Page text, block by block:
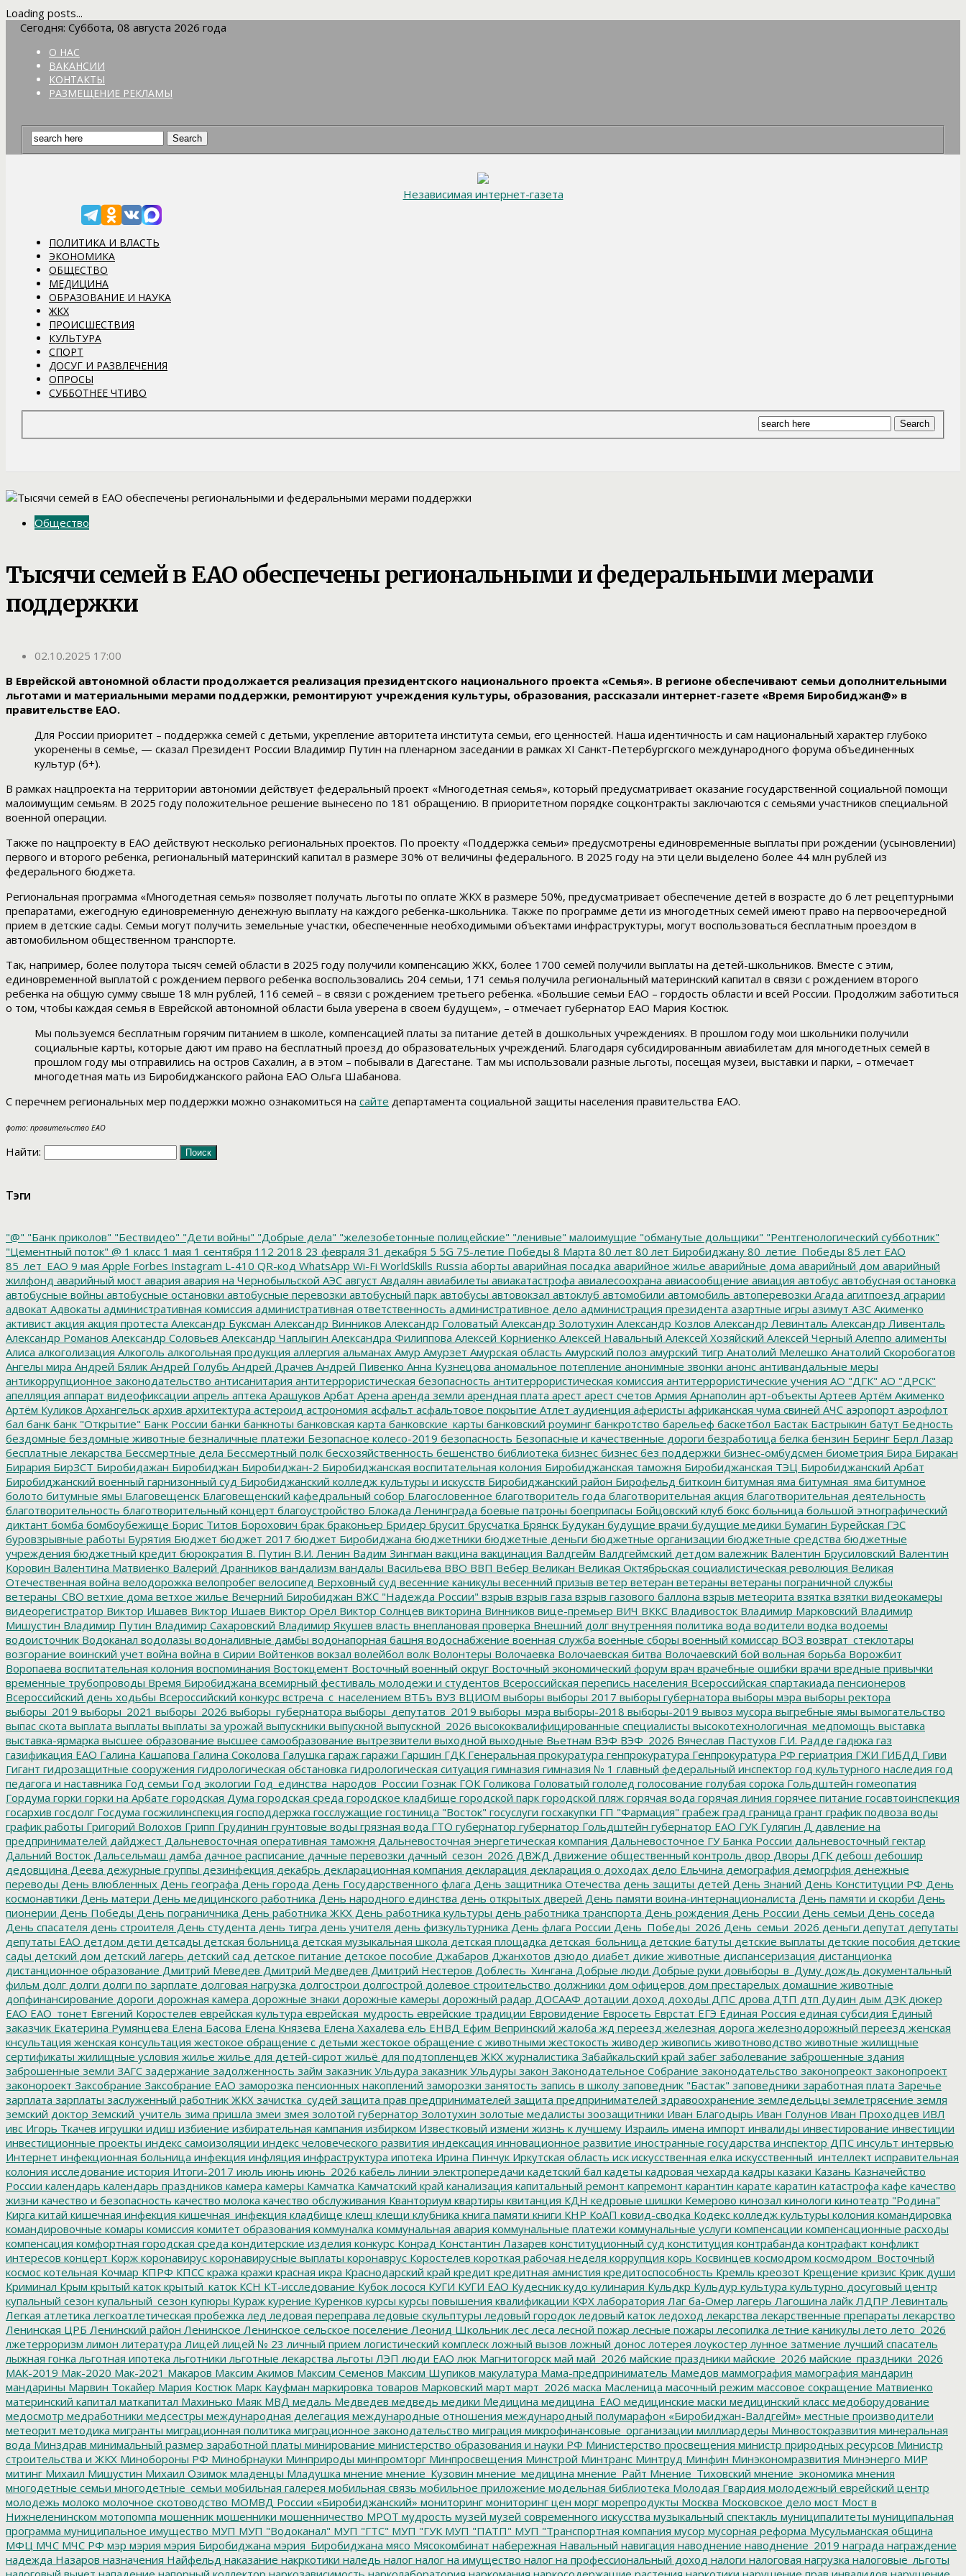
Loading posts...
Сегодня: Суббота, 08 августа 2026 года
О НАС
ВАКАНСИИ
КОНТАКТЫ
РАЗМЕЩЕНИЕ РЕКЛАМЫ
Независимая интернет-газета
ПОЛИТИКА И ВЛАСТЬ
ЭКОНОМИКА
ОБЩЕСТВО
МЕДИЦИНА
ОБРАЗОВАНИЕ И НАУКА
ЖКХ
ПРОИСШЕСТВИЯ
КУЛЬТУРА
СПОРТ
ДОСУГ И РАЗВЛЕЧЕНИЯ
ОПРОСЫ
СУББОТНЕЕ ЧТИВО
Общество
Тысячи семей в ЕАО обеспечены региональными и федеральными мерами
поддержки
02.10.2025 17:00
В Еврейской автономной области продолжается реализация президентского национального проекта «Семья». В регионе обеспечивают семьи дополнительными
льготами и материальными мерами поддержки, ремонтируют учреждения культуры, образования, рассказали интернет-газете «Время Биробиджан@» в
правительстве ЕАО.
Для России приоритет – поддержка семей с детьми, укрепление авторитета института семьи, его ценностей. Наша идентичность и сам национальный характер глубоко
укоренены в семье, — сказал Президент России Владимир Путин на пленарном заседании в рамках XI Санкт-Петербургского международного форума объединенных
культур (6+).
В рамках нацпроекта на территории автономии действует федеральный проект «Многодетная семья», который предусматривает оказание государственной социальной помощи
малоимущим семьям. В 2025 году положительное решение вынесено по 181 обращению. В приоритетном порядке соцконтракты заключаются с семьями участников специальной
военной операции.
Также по нацпроекту в ЕАО действуют несколько региональных проектов. По проекту «Поддержка семьи» предусмотрены единовременные выплаты при рождении (усыновлении)
первого и второго ребенка, региональный материнский капитал в размере 30% от величины федерального. В 2025 году на эти цели выделено более 44 млн рублей из
федерального бюджета.
Региональная программа «Многодетная семья» позволяет получать льготы по оплате ЖКХ в размере 50%, предусматривает обеспечение детей в возрасте до 6 лет рецептурными
препаратами, ежегодную единовременную денежную выплату на каждого ребенка-школьника. Также по программе дети из многодетных семей имеют право на первоочередной
прием в детские сады. Семьи могут получить земельные участки, обеспеченные необходимыми объектами инфраструктуры, могут воспользоваться бесплатным проездом в
автомобильном общественном транспорте.
Так, например, более полутора тысяч семей области в 2025 году получили компенсацию ЖКХ, более 1700 семей получили выплаты на детей-школьников. Вместе с этим,
единовременной выплатой с рождением первого ребенка воспользовались 204 семьи, 171 семья получила региональный материнский капитал в связи с рождением второго
ребенка на общую сумму свыше 18 млн рублей, 116 семей – в связи с рождением третьего ребенка. «Большие семьи ЕАО – гордость области и всей России. Продолжим заботиться
о том, чтобы каждая семья в Еврейской автономной области была уверена в своем будущем», – отмечает губернатор ЕАО Мария Костюк.
Мы пользуемся бесплатным горячим питанием в школе, компенсацией платы за питание детей в дошкольных учреждениях. В прошлом году мои школьники получили
социальные карты, которые дают им право на бесплатный проезд до образовательных учреждений. Благодаря субсидированным авиабилетам для многодетных семей в
прошлом году мы отправились на остров Сахалин, а в этом – побывали в Дагестане. Там мы использовали разные льготы, посещая музеи, выставки и парки, – отмечает
многодетная мать из Биробиджанского района ЕАО Ольга Шабанова.
С перечнем региональных мер поддержки можно ознакомиться на сайте департамента социальной защиты населения правительства ЕАО.
фото: правительство ЕАО
Найти:
Тэги
"@" "Банк приколов" "Бествидео" "Дети войны" "Добрые дела" "железобетонные полицейские" "ленивые" малоимущие "обманутые дольщики" "Рентгенологический субботник"
"Цементный поток" @ 1 класс 1 мая 1 сентября 112 2018 23 февраля 31 декабря 5 5G 75-летие Победы 8 Марта 80 лет 80 лет Биробиджану 80_летие_Победы 85 лет ЕАО
85_лет_ЕАО 9 мая Apple Forbes Instagram L-410 QR-код WhatsApp Wi-Fi WorldSkills Russia аборты аварийная посадка аварийное жилье аварийные дома аварийный дом аварийный
жилфонд аварийный мост авария авария на Чернобыльской АЭС август Авдалян авиабилеты авиакатастрофа авиалесоохрана авиасообщение авиация автобус автобусная остановка
автобусные войны автобусные остановки автобусные перевозки автобусный парк автобусы автовокзал автоклуб автомобили автомобиль автоперевозки Агада агитпоезд аграрии
адвокат Адвокаты административная комиссия административная ответственность административное дело администрация президента азартные игры азимут АЗС Акименко
активист акция акция протеста Александр Буксман Александр Винников Александр Головатый Александр Золотухин Александр Козлов Александр Левинталь Александр Ливенталь
Александр Романов Александр Соловьев Александр Чаплыгин Александра Филиппова Алексей Корниенко Алексей Навальный Алексей Хозяйский Алексей Черный Алеппо алименты
Алиса алкоголизация Алкоголь алкогольная продукция аллергия альманах Амур Амурзет Амурская область Амурский полоз амурский тигр Анатолий Мелешко Анатолий Скоробогатов
Ангелы мира Андрей Бялик Андрей Голубь Андрей Драчев Андрей Пивенко Анна Кузнецова аномальное потепление анонимные звонки анонс антивандальные меры
антикоррупционное законодательство антисанитария антитеррористическая безопасность антитеррористическая комиссия антитеррористические учения АО "ДГК" АО "ДРСК"
апелляция аппарат видеофиксации апрель аптека Арашуков Арбат Арена аренда земли арендная плата арест арест счетов Армия Арнаполин арт-объекты Артеев Артём Акименко
Артём Куликов Архангельск архив архитектура астероид астрономия асфальт асфальтовое покрытие Атлет аудиенция аферисты африканская чума свиней АЧС аэропорт аэрофлот
бал банк банк "Открытие" Банк России банки банкноты банковская карта банковские_карты банковский роуминг банкротство барельеф баскетбол Бастак Бастрыкин батут Бедность
бездомные бездомные животные безналичные платежи Безопасное колесо-2019 безопасность Безопасные и качественные дороги безработица белка бензин Беринг Берл Лазар
бесплатные лекарства Бессмертные дела Бессмертный полк бесхозяйственность бешенство библиотека бизнес бизнес без поддержки бизнес-омбудсмен биометрия Бира Биракан
Бирария БирЗСТ Биробидажан Биробиджан Биробиджан-2 Биробиджанская воспитательная колония Биробиджанская таможня Биробиджанская ТЭЦ Биробиджанский Арбат
Биробиджанский военный гарнизонный суд Биробиджанский колледж культуры и искусств Биробиджанский район Бирофельд биткоин битумная яма битумная_яма битумное
болото битумные ямы Благовещенск Благовещенский кафедральный собор Благословенное благотворитель года благотворительная акция благотворительная деятельность
благотворительность благотворительный концерт благоустройство Блокада Ленинграда боевые патроны боеприпасы Бойцовский клуб бокс больница большой этнографический
диктант бомба бомбоубежище Борис Титов Борохович брак браконьер Бридер брусит брусчатка Брянск Будукан будущие врачи будущие медики Бумагин Бурейская ГЭС
буровзрывные работы Бурятия Бюджет бюджет 2017 бюджет Биробиджана бюджетники бюджетные деньги бюджетные организации бюджетные средства бюджетные
учреждения бюджетный кредит бюрократия В. Путин В.И. Ленин Вадим Зингман вакцина вакцинация Валдгейм Валдгеймский детдом валежник Валентин Брусиловский Валентин
Коровин Валентина Матвиенко Валерий Дранников вандализм вандалы Васильева ВВО ВВП Вебер Великан Великая Октябрьская социалистическая революция Великая
Отечественная война велодорожка велопробег велосипед Верховный суд весенние каникулы весенний призыв ветер ветеран ветераны ветераны пограничной службы
ветераны_СВО ветхие дома ветхое жилье Вечерний Биробиджан ВЖС "Надежда России" взрыв взрыв газа взрыв газового баллона взрыв метеорита взятка взятки видеокамеры
видеорегистратор Виктор Ишавев Виктор Ишаев Виктор Орёл Виктор Солнцев викторина Винников вице-премьер ВИЧ ВККС Владивосток Владимир Марковский Владимир
Мишустин Владимир Путин Владимир Сахаровский Владимир Якушев власть внеплановая проверка Внешний долг внутренняя политика вода водители водка водоемы
водоисточник Водоканал водолазы водоналивные дамбы водонапорная башня водоснабжение военная служба военные сборы военный комиссар ВОЗ возврат_стеклотары
возгорание воинский учет война война в Сирии Войтенков вокзал волейбол волк Волонтеры Волочаевка Волочаевская битва Волочаевский бой вольная борьба Ворожбит
Воропаева воспитательная колония воспоминания Востокцемент Восточный военный округ Восточный экономический форум врач врачебные ошибки врачи вредные привычки
временные трубопроводы Время Биробиджана всемирный фестиваль молодежи и студентов Всероссийская перепись населения Всероссийская спартакиада пенсионеров
Всероссийский день ходьбы Всероссийский конкурс встреча_с_населением ВТБъ ВУЗ ВЦИОМ выборы выборы 2017 выборы губернатора выборы мэра выборы ректора
выборы_2019 выборы_2021 выборы_2026 выборы_губернатора выборы_депутатов_2019 выборы_мэра выборы-2018 выборы-2019 вывоз мусора выгребные ямы вымогательство
выпас скота выплата выплаты выплаты за урожай выпускники выпускной выпускной_2026 высококвалифицированные специалисты высокотехнологичная_медпомощь выставка
выставка-ярмарка высшее образование высшее самообразование вытрезвители выходной выходные Вьетнам ВЭФ ВЭФ_2026 Вячеслав Пастухов Г.И. Радде гадюка газ
газификация ЕАО Галина Кашапова Галина Соколова Галушка гараж гаражи Гаршин ГДК Генеральная прокуратура генпрокуратура Генпрокуратура РФ гериатрия ГЖИ ГИБДД Гиви
Гигант гидрозащитные сооружения гидрологическая обстановка гидрологическая ситуация гимназия гимназия № 1 главный федеральный инспектор год культурного наследия год
педагога и наставника Год семьи Год экологии Год_единства_народов_России Гознак ГОК Голикова Головатый гололед голосование голубая сорока Гольдштейн гомеопатия
Гордума горки горки на Арбате городская Дума городская среда городское кладбище городской парк городской пляж горячая вода горячая линия горячее питание госавтоинспекция
госархив госдолг Госдума госжилинспекция господдержка госслужащие гостиница "Восток" госуслуги госхакупки ГП "Фармация" грабеж град граница грант график подвоза воды
график работы Григорий Волохов Грипп Грудинин грунтовые воды грязная вода ГТО губернатор губернатор Гольдштейн губернатор ЕАО ГУК Гулягин Д давление на
предпринимателей дайджест Дальневосточная оперативная таможня Дальневосточная энергетическая компания Дальневосточное ГУ Банка России дальневосточный гектар
Дальний Восток Дальсельмаш дамба дачное расписание дачные перевозки дачный_сезон_2026 ДВЖД Движение общественный контроль двор Дворы ДГК дебош дебошир
дедовщина Деева дежурные группы дезинфекция декабрь декларационная компания декларация декларация о доходах дело Ельчина демография демогрфия денежные
переводы День влюбленных День географа День города День Государственного флага День защитника Отечества день защиты детей День Знаний День Конституции РФ День
космонавтики День матери День медицинского работника День народного единства день открытых дверей День памяти воина-интернационалиста День памяти и скорби День
пионерии День Победы День пограничника День работника ЖКХ День работника культуры день работника транспорта День рождения День России День семьи День соседа
День спасателя день строителя День студента день тигра день учителя день физкультурника День флага России День_Победы_2026 День_семьи_2026 деньги депутат депутаты
депутаты ЕАО детдом дети детсады детская больница детская музыкальная школа детская площадка детская_больница детские батуты детские выплаты детские пособия детские
сады детский дом детский лагерь детский сад детское питание детское пособие Джабаров Джанхотов дзюдо диабет дикие животные диспансеризация дистанционка
дистанционное образование Дмитрий Меведев Дмитрий Медведев Дмитрий Нестеров Доблесть_Хингана Добрые люди Добрые руки довыборы_в_Думу дождь документальный
фильм долг долги долги по зарплате долговая нагрузка долгострои долгострой долевое строительство должники дом офицеров дом престарелых домашние животные
допфинансирование дороги дорожная камера дорожные знаки дорожные камеры дорожный радар ДОСААФ дотации доход доходы ДПС дрова ДТП дтп Дудин дым ДЭК дюкер
ЕАО ЕАО_тонет Евгений Коростелев еврейская культура еврейская_мудрость еврейские традиции Евровидение Евросеть Еврстат ЕГЭ Единая Россия единая субсидия Единый
заказчик Екатерина Румянцева Елена Басова Елена Князева Елена Хахалева ель ЕНВД Ефим Вепринский жалоба жд переезд железная дорога железнодорожный переезд женская
кнсультация женская консультация жестокое обращение с детьми жестокое обращение с животными жестокость живодер живопись животноводство животные жилищные
сертификаты жилищные условия жилье жилье для детей-сирот жильё для подтопленцев ЖКХ журналистика Забайкальский край забег заболевание заброшенные здания
заброшенные земли ЗАГС задержание задолженность займ заказник Ульдура заказник Ульдуры закон Законодательное Собрание законодательство законопреокт законопроект
законороект Заксобрание Заксобрание ЕАО заморозка пенсионных накоплений заморозки занятость запись в школу заповедник "Бастак" заповедники заработная плата Заречье
зарплата зарплаты заслуженный работник ЖКХ зачистка_судей защита прав предпринимателей защита предпринимателей здравоохранение земледельцы землетрясение земля
земский доктор Земский_учитель зима пришла змеи змея золотой губернатор Золотухин золотые медалисты зоозащитники Иван Благодырь Иван Голунов Иван Проходцев ИВЛ
ивс Игорь Ткачев игрушки идиш избиение избирательная кампания избирком Известковый измени жизнь к лучшему Израиль имена импорт инвалиды инвестирование инвестиции
инвестиционные проекты индекс самоизоляции индекс человеческого развития индексация инновационное развитие иностранные государства инспектор ДПС инсульт интервью
Интернет инфекционная больница инфекция инфляция инфраструктура ипотека Ирина Пинчук Иркутская область иск искусственная елка искусственный_интеллект исправительная
колония исследование история Итоги-2017 июль июнь июнь_2026 кабель линии электропередачи кадетский бал кадеты кадровая чехарда кадры казаки Казань Казначейство
России календарь календарь праздников камера камеры Камчатка Камчатский край канализация капитальный ремонт капремонт карантин карате каратин катастрофа кафе качество
жизни качество и безопасность качество молока качество обслуживания Кванториум квартиры квитанция КДН кедровые шишки Кемерово кинозал кинологи кинотеатр "Родина"
Кирга китай кишечная инфекция кишечная_инфекция кладбище клещ клещи клубника книга памяти книги КНР КоАП ковид-сводка Кодекс колледж культуры колония командировка
командировочные комары комиссия комитет образования коммуналка коммунальная авария коммунальные платежи коммунальные услуги компенсации компенсационные расходы
компенсация комфортная городская среда кондитерские изделия конкурс Конрад Константин Лазарев конституционный суд конституция контрабанда контрафакт конфликт
интересов концерт Корж коронавирус коронавирусные выплаты коронаврус Коростелев короткая рабочая неделя коррупция корь Косвинцев космодром космодром_Восточный
космос котельная Кочмар КПРФ КПСС кража кражи красная икра Краснодарский край кредит кредитная амнистия кредитоспособность Кремль креозот Крещение кризис Крик души
Криминал Крым крытый каток крытый_каток КСН КТ-исследование Кубок лосося КУГИ КУГИ ЕАО Кудесник кудо кулинария Кульдкр Кульдур культура культурно досуговый центр
купальный сезон купальный_сезон купюры Кураж курение Куренков курсы курсы повышения квалификации КФХ лаборатория Лаг ба-Омер лагерь Лагошина лайк ЛДПР Левинталь
Легкая атлетика легкоатлетическая пробежка лед ледовая переправа ледовые скульптуры ледовый городок ледовый каток ледоход лекарства лекарственные препараты лекарство
Ленинская ЦРБ Ленинский район Ленинское Ленинское сельское поселение Леонид Школьник лес леса лесной пожар лесные пожары лесопилка летние каникулы лето лето_2026
лжетерроризм лимон литература Лицей лицей № 23 личный прием логистический комплеск ложный вызов ложный донос лотерея лоукостер лунное затмение лучший спасатель
лыжная гонка льготная ипотека льготники льготные лекарства льготы ЛЭП люди ЕАО люк Магнитогорск май май_2026 майские праздники майские_2026 майские_праздники_2026
МАК-2019 Мак-2020 Мак-2021 Макаров Максим Акимов Максим Семенов Максим Шупиков макулатура Мама-предприниматель Мамедов маммография мамография мандарин
мандарины Марвин Токайер Мария Костюк Марк Кауфман маркировка товаров Марковский март март_2026 маска Масленица масочный режим массовое сокращение Матвиенко
материнский капитал маткапитал Махинько Маяк МВД медаль Медведев медведь медики Медицина медицина_ЕАО медицинские маски медицинский класс медоборудование
медосмотр медработники медсестры международная делегация международные отношения международный полумарафон «Биробиджан-Валдгейм» местные производители
метеорит методика мигранты миграционная политика миграционное законодательство миграция микрофинансовые_организации миллиардеры Минвостокразвития минеральная
вода Минздрав минимальный размер заработной платы минирование министерство образования и науки РФ Министерство просвещения министр природных ресурсов Министр
строительства и ЖКХ Минобороны РФ Минобрнауки Минприроды минпромторг Минпросвещения Минстрой Минтранс Минтруд Минфин Минэкономразвития Минэнерго МИР
митинг Михаил Мишустин Михаил Озимок младенцы Младушка мнение мнение_Кузовин мнение_медицина мнение_Райт Мнение_Тиховский мнение_экономика мнения
многодетные семьи многодетные_семьи мобильная галерея мобильная связь мобильное приложение модельная библиотека Молодая Гвардия молодежный еврейский центр
молодежь молоко молочное скотоводство МОМВД России «Биробиджанский» мониторинг мониторинг цен морг морепродукты Москва Московское дело мост Мост в
Нижнеленинском мотопомпа мошенник мошенники мошенничество МРОТ мудрость музей музей современного искусства музыкальный спектакль муниципалитеты муниципальная
программа муниципальное имущество МУП МУП "Водоканал" МУП "ГТС" МУП "ГУК МУП "ПАТП" МУП "Транспортная компания мусор мусорная реформа Мусульманская община
МФЦ МЧС МЧС РФ мэр мэрия мэрия Биробиджана мэрия_Биробиджана мясо Мясокомбинат набережная Навальный навигация наводнение наводнение_2019 награда награждение
надежда Назаров назначения Найфельд наказание накркотики наледь налог налог на имущество налог на профессиональный доход налоги налоговая нагрузка налоговые_льготы